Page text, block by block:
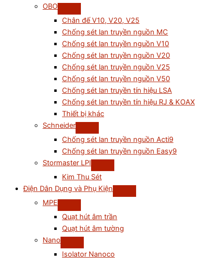
OBO
Chân đế V10, V20, V25
Chống sét lan truyền nguồn MC
Chống sét lan truyền nguồn V10
Chống sét lan truyền nguồn V20
Chống sét lan truyền nguồn V25
Chống sét lan truyền nguồn V50
Chống sét lan truyền tín hiệu LSA
Chống sét lan truyền tín hiệu RJ & KOAX
Thiết bị khác
Schneider
Chống sét lan truyền nguồn Acti9
Chống sét lan truyền nguồn Easy9
Stormaster LPI
Kim Thu Sét
Điện Dân Dụng và Phụ Kiện
MPE
Quạt hút âm trần
Quạt hút âm tường
Nano
Isolator Nanoco